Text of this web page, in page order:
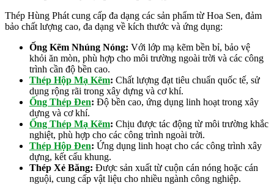
Thép Hùng Phát cung cấp đa dạng các sản phẩm từ Hoa Sen, đảm
bảo chất lượng cao, đa dạng về kích thước và ứng dụng:
Ống Kẽm Nhúng Nóng: Với lớp mạ kẽm bền bỉ, bảo vệ
khỏi ăn mòn, phù hợp cho môi trường ngoài trời và các công
trình cần độ bền cao.
Thép Hộp Mạ Kẽm: Chất lượng đạt tiêu chuẩn quốc tế, sử
dụng rộng rãi trong xây dựng và cơ khí.
Ống Thép Đen: Độ bền cao, ứng dụng linh hoạt trong xây
dựng và cơ khí.
Ống Thép Mạ Kẽm: Chịu được tác động từ môi trường khắc
nghiệt, phù hợp cho các công trình ngoài trời.
Thép Hộp Đen: Ứng dụng linh hoạt cho các công trình xây
dựng, kết cấu khung.
Thép Xẻ Băng: Được sản xuất từ cuộn cán nóng hoặc cán
nguội, cung cấp vật liệu cho nhiều ngành công nghiệp.